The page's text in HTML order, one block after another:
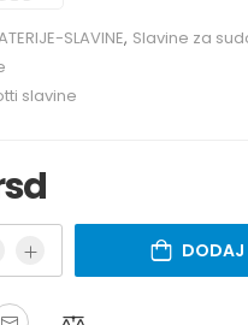
SLAVINE, Slavine za
slavine
DODAJ